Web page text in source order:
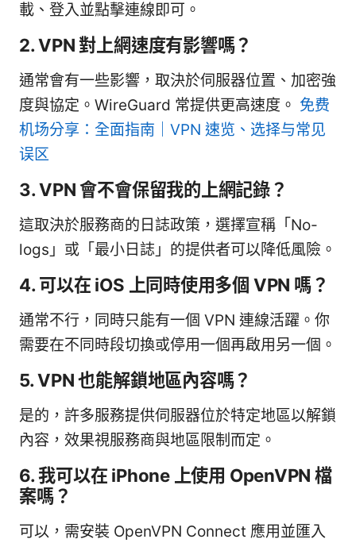
載、登入並點擊連線即可。
2. VPN 對上網速度有影響嗎？
通常會有一些影響，取決於伺服器位置、加密強
度與協定。WireGuard 常提供更高速度。 免费
机场分享：全面指南｜VPN 速览、选择与常见
误区
3. VPN 會不會保留我的上網記錄？
這取決於服務商的日誌政策，選擇宣稱「No-
logs」或「最小日誌」的提供者可以降低風險。
4. 可以在 iOS 上同時使用多個 VPN 嗎？
通常不行，同時只能有一個 VPN 連線活躍。你
需要在不同時段切換或停用一個再啟用另一個。
5. VPN 也能解鎖地區內容嗎？
是的，許多服務提供伺服器位於特定地區以解鎖
內容，效果視服務商與地區限制而定。
6. 我可以在 iPhone 上使用 OpenVPN 檔
案嗎？
可以，需安裝 OpenVPN Connect 應用並匯入